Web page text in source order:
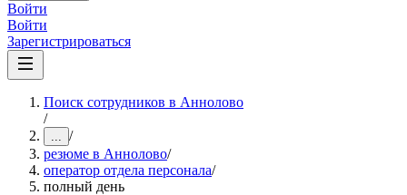
Войти
Войти
Зарегистрироваться
Поиск сотрудников в Аннолово
/
... /
резюме в Аннолово/
оператор отдела персонала/
полный день